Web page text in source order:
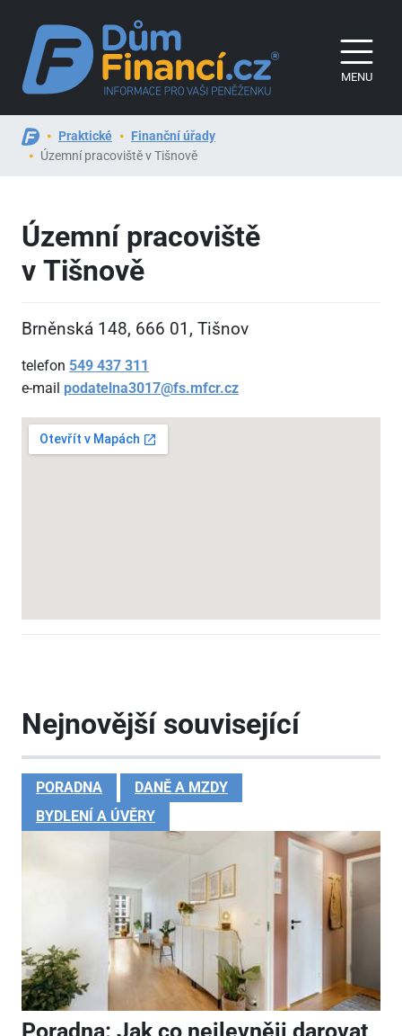
MENU
Praktické
Finanční úřady
Územní pracoviště v Tišnově
Územní pracoviště
v Tišnově
Brněnská 148, 666 01, Tišnov
telefon 549 437 311
e-mail podatelna3017@fs.mfcr.cz
Nejnovější související
PORADNA
DANĚ A MZDY
BYDLENÍ A ÚVĚRY
Poradna: Jak co nejlevněji darovat